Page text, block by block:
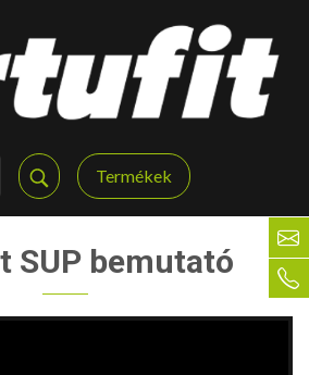
Termékek
SUP bemutató